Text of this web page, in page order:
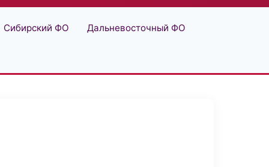
Сибирский ФО Дальневосточный ФО